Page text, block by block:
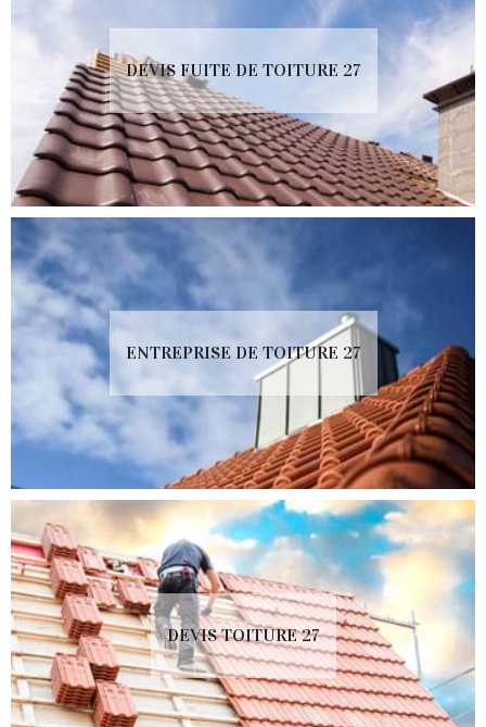
DEVIS FUITE DE TOITURE 27
ENTREPRISE DE TOITURE 27
DEVIS TOITURE 27